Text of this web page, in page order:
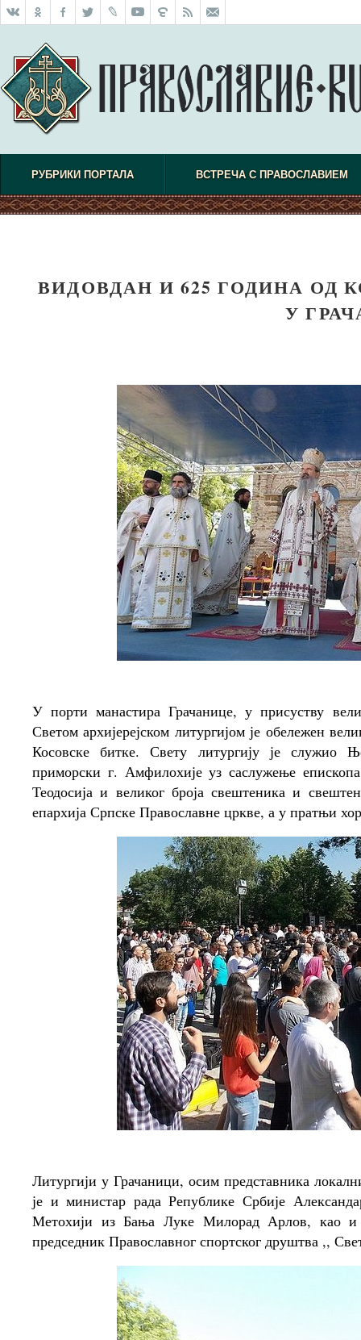
РУБРИКИ ПОРТАЛА ВСТРЕЧА С ПРАВОСЛАВИЕМ
ВИДОВДАН И 625 ГОДИНА ОД
У
У порти манастира Грачанице, у присуству
Светом архијерејском литургијом је обележен
Косовске битке. Свету литургију је служио
приморски г. Амфилохије уз саслужење
Теодосија и великог броја свештеника и
епархија Српске Православне цркве, а у пратњи
Литургији у Грачаници, осим представника
је и министар рада Републике Србије
Метохији из Бања Луке Милорад Арлов, као
председник Православног спортског друштва ,,